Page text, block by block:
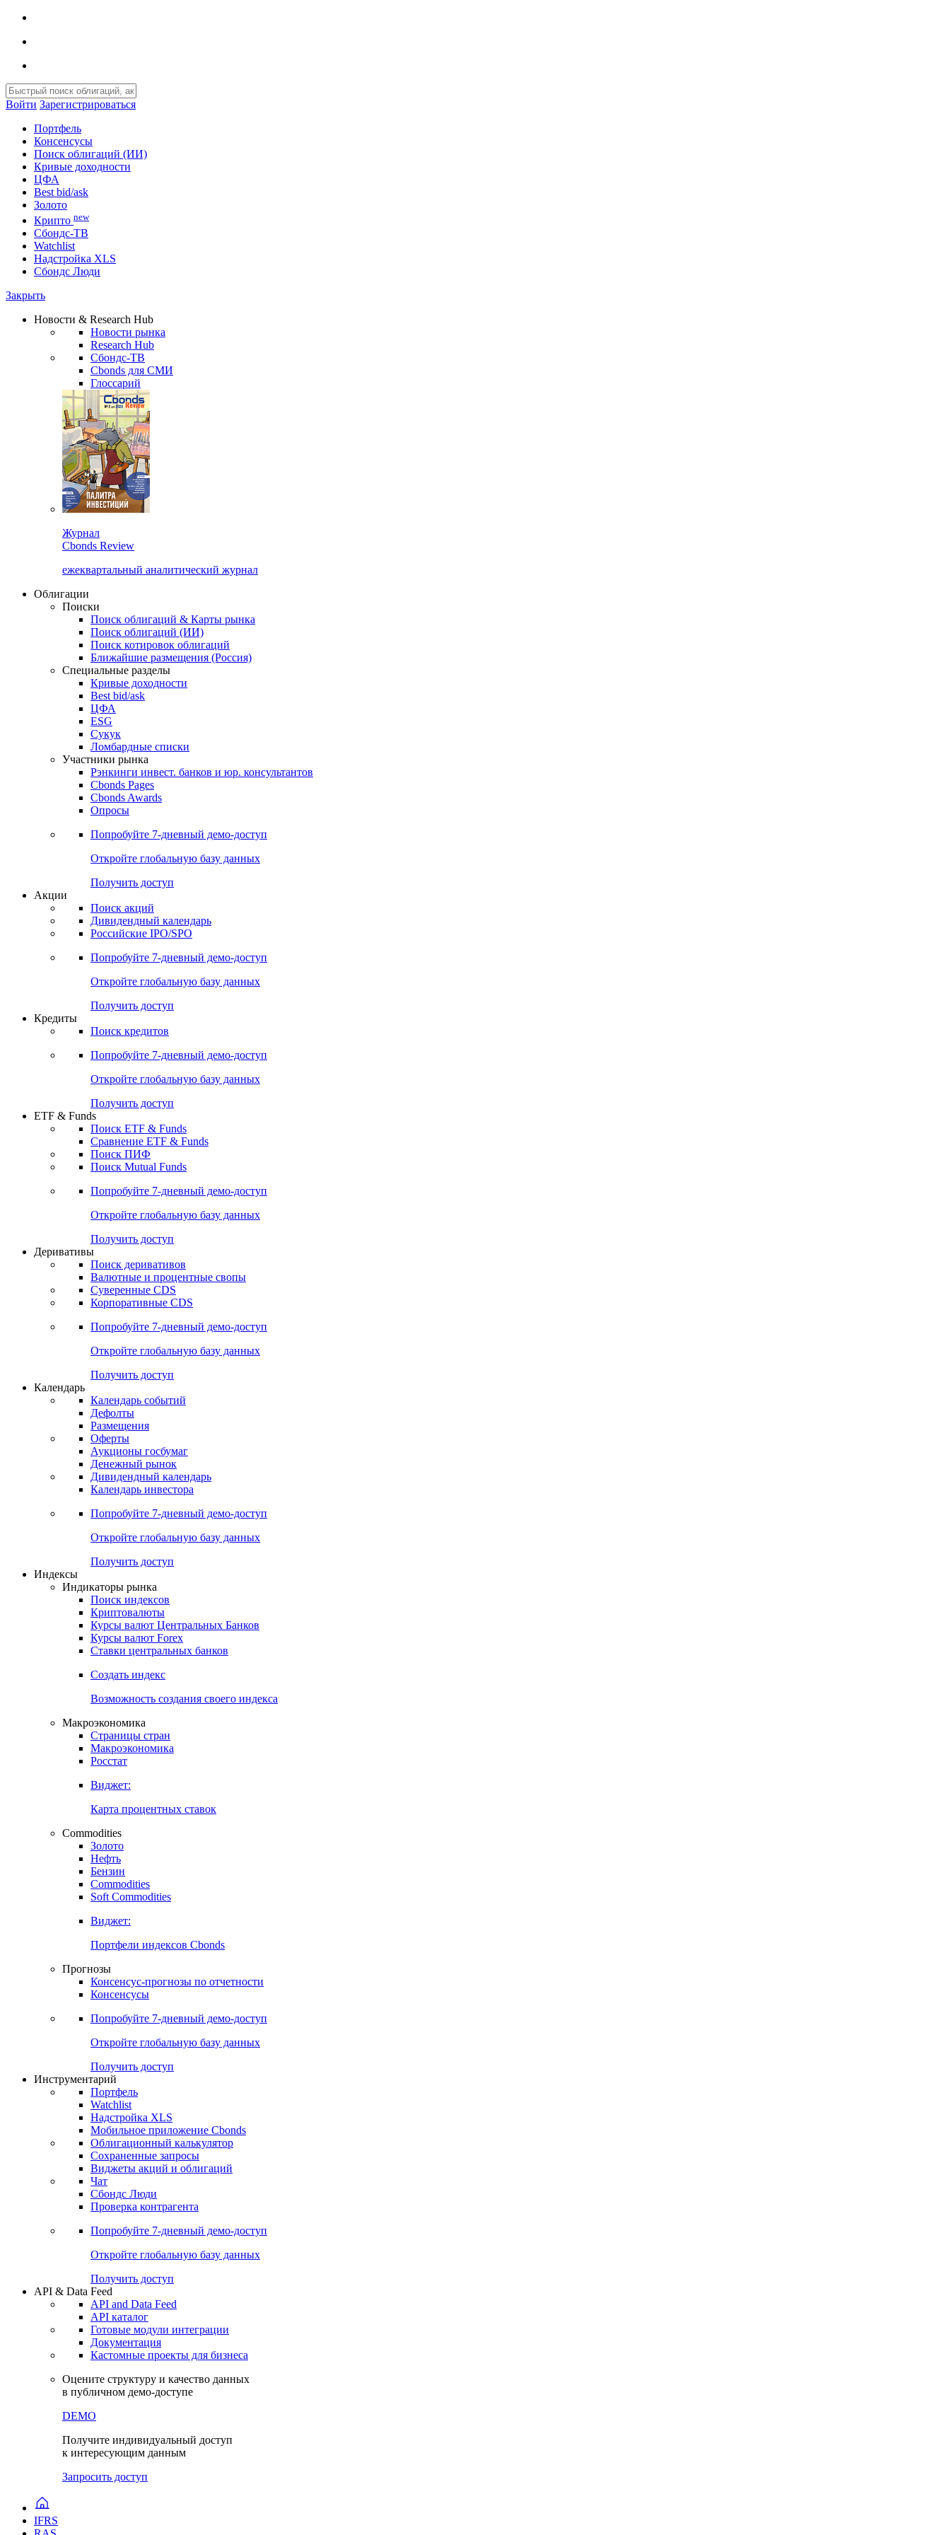
Войти Зарегистрироваться
Портфель
Консенсусы
Поиск облигаций (ИИ)
Кривые доходности
ЦФА
Best bid/ask
Золото
Крипто new
Сбондс-ТВ
Watchlist
Надстройка XLS
Сбондс Люди
Закрыть
Новости & Research Hub
Новости рынка
Research Hub
Сбондс-ТВ
Cbonds для СМИ
Глоссарий
Журнал
Cbonds Review
ежеквартальный аналитический журнал
Облигации
Поиски
Поиск облигаций & Карты рынка
Поиск облигаций (ИИ)
Поиск котировок облигаций
Ближайшие размещения (Россия)
Специальные разделы
Кривые доходности
Best bid/ask
ЦФА
ESG
Сукук
Ломбардные списки
Участники рынка
Рэнкинги инвест. банков и юр. консультантов
Cbonds Pages
Cbonds Awards
Опросы
Попробуйте 7-дневный демо-доступ
Откройте глобальную базу данных
Получить доступ
Акции
Поиск акций
Дивидендный календарь
Российские IPO/SPO
Попробуйте 7-дневный демо-доступ
Откройте глобальную базу данных
Получить доступ
Кредиты
Поиск кредитов
Попробуйте 7-дневный демо-доступ
Откройте глобальную базу данных
Получить доступ
ETF & Funds
Поиск ETF & Funds
Сравнение ETF & Funds
Поиск ПИФ
Поиск Mutual Funds
Попробуйте 7-дневный демо-доступ
Откройте глобальную базу данных
Получить доступ
Деривативы
Поиск деривативов
Валютные и процентные свопы
Суверенные CDS
Корпоративные CDS
Попробуйте 7-дневный демо-доступ
Откройте глобальную базу данных
Получить доступ
Календарь
Календарь событий
Дефолты
Размещения
Оферты
Аукционы госбумаг
Денежный рынок
Дивидендный календарь
Календарь инвестора
Попробуйте 7-дневный демо-доступ
Откройте глобальную базу данных
Получить доступ
Индексы
Индикаторы рынка
Поиск индексов
Криптовалюты
Курсы валют Центральных Банков
Курсы валют Forex
Ставки центральных банков
Создать индекс
Возможность создания своего индекса
Макроэкономика
Страницы стран
Макроэкономика
Росстат
Виджет:
Карта процентных ставок
Commodities
Золото
Нефть
Бензин
Commodities
Soft Commodities
Виджет:
Портфели индексов Cbonds
Прогнозы
Консенсус-прогнозы по отчетности
Консенсусы
Попробуйте 7-дневный демо-доступ
Откройте глобальную базу данных
Получить доступ
Инструментарий
Портфель
Watchlist
Надстройка XLS
Мобильное приложение Cbonds
Облигационный калькулятор
Сохраненные запросы
Виджеты акций и облигаций
Чат
Сбондс Люди
Проверка контрагента
Попробуйте 7-дневный демо-доступ
Откройте глобальную базу данных
Получить доступ
API & Data Feed
API and Data Feed
API каталог
Готовые модули интеграции
Документация
Кастомные проекты для бизнеса
Оцените структуру и качество данных
в публичном демо-доступе
DEMO
Получите индивидуальный доступ
к интересующим данным
Запросить доступ
IFRS